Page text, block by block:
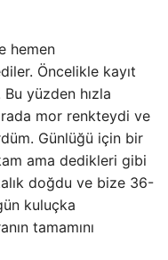
hemen
Öncelikle kayıt
yüzden hızla
mor renkteydi ve
Günlüğü için bir
ama dedikleri gibi
doğdu ve bize 36-
kuluçka
tamamını